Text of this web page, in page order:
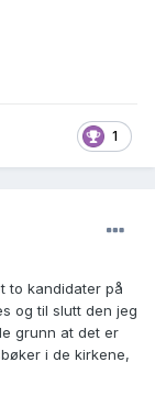
1
to kandidater på
og til slutt den jeg
grunn at det er
i de kirkene,